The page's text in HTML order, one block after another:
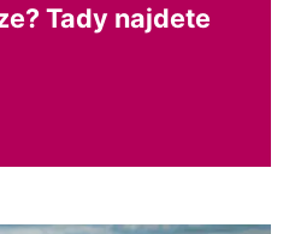
Tady najdete